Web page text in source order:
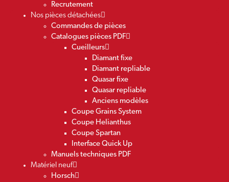
Recrutement
Nos pièces détachées
Commandes de pièces
Catalogues pièces PDF
Cueilleurs
Diamant fixe
Diamant repliable
Quasar fixe
Quasar repliable
Anciens modèles
Coupe Grains System
Coupe Helianthus
Coupe Spartan
Interface Quick Up
Manuels techniques PDF
Matériel neuf
Horsch